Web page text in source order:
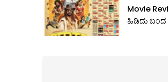
Movie
ಹಿಡಿದು ಬಂದ